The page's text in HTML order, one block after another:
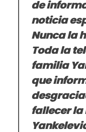
de
noticia
Nunca la
Toda la
familia
que
fallecer la